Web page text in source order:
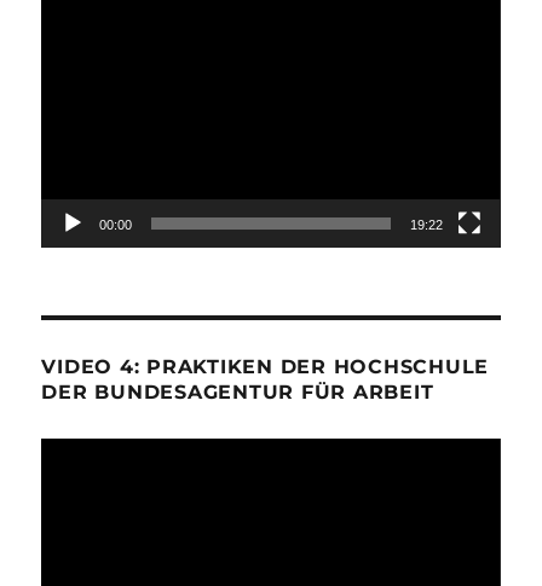
00:00 19:22
VIDEO 4: PRAKTIKEN DER HOCHSCHULE
DER BUNDESAGENTUR FÜR ARBEIT